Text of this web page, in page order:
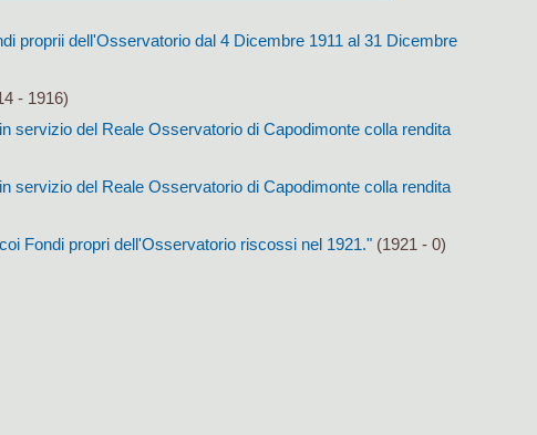
proprii dell'Osservatorio dal 4 Dicembre 1911 al 31 Dicembre
- 1916)
servizio del Reale Osservatorio di Capodimonte colla rendita
servizio del Reale Osservatorio di Capodimonte colla rendita
Fondi propri dell'Osservatorio riscossi nel 1921." (1921 - 0)